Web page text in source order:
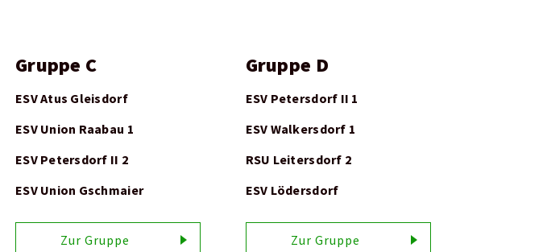
Gruppe C
ESV Atus Gleisdorf
ESV Union Raabau 1
ESV Petersdorf II 2
ESV Union Gschmaier
Zur Gruppe
Gruppe D
ESV Petersdorf II 1
ESV Walkersdorf 1
RSU Leitersdorf 2
ESV Lödersdorf
Zur Gruppe